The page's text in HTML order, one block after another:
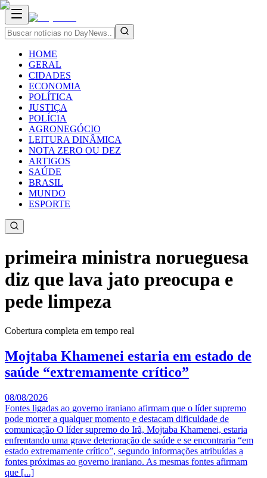
HOME
GERAL
CIDADES
ECONOMIA
POLÍTICA
JUSTIÇA
POLÍCIA
AGRONEGÓCIO
LEITURA DINÂMICA
NOTA ZERO OU DEZ
ARTIGOS
SAÚDE
BRASIL
MUNDO
ESPORTE
primeira ministra norueguesa
diz que lava jato preocupa e
pede limpeza
Cobertura completa em tempo real
Mojtaba Khamenei estaria em estado de
saúde “extremamente crítico”
08/08/2026
Fontes ligadas ao governo iraniano afirmam que o líder supremo
pode morrer a qualquer momento e destacam dificuldade de
comunicação O líder supremo do Irã, Mojtaba Khamenei, estaria
enfrentando uma grave deterioração de saúde e se encontraria “em
estado extremamente crítico”, segundo informações atribuídas a
fontes próximas ao governo iraniano. As mesmas fontes afirmam
que [...]